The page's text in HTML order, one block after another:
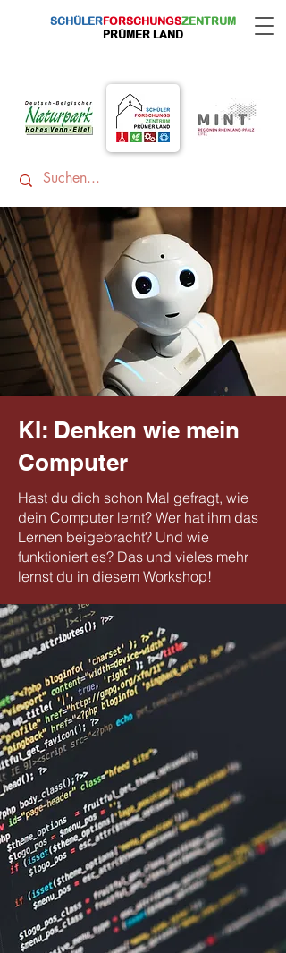
SCHÜLERFORSCHUNGSZENTRUM
PRÜMER LAND
KI: Denken wie mein
Computer
Hast du dich schon Mal gefragt, wie
dein Computer lernt? Wer hat ihm das
Lernen beigebracht? Und wie
funktioniert es? Das und vieles mehr
lernst du in diesem Workshop!